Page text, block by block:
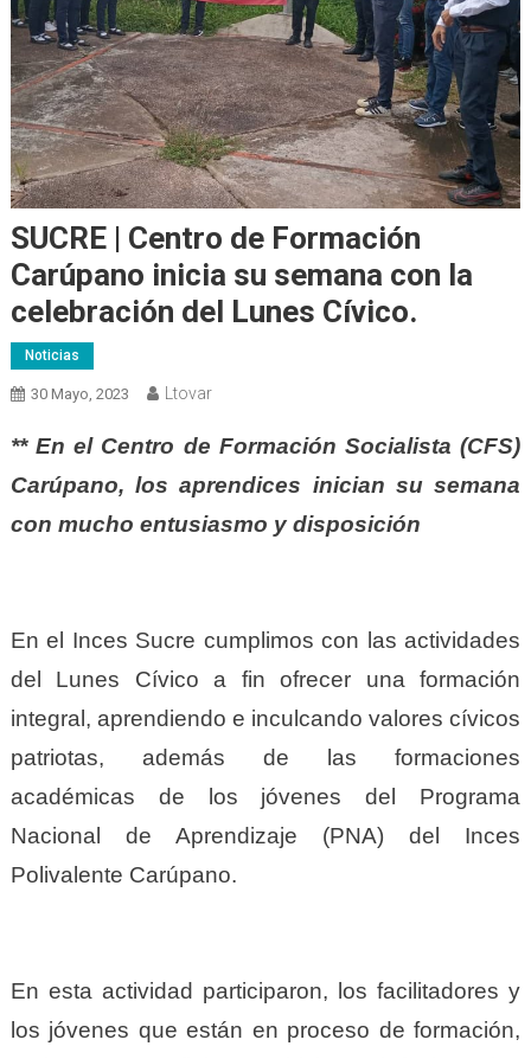
SUCRE | Centro de Formación
Carúpano inicia su semana con la
celebración del Lunes Cívico.
Noticias
30 Mayo, 2023 Ltovar
** En el Centro de Formación Socialista (CFS)
Carúpano, los aprendices inician su semana
con mucho entusiasmo y disposición
En el Inces Sucre cumplimos con las actividades
del Lunes Cívico a fin ofrecer una formación
integral, aprendiendo e inculcando valores cívicos
patriotas, además de las formaciones
académicas de los jóvenes del Programa
Nacional de Aprendizaje (PNA) del Inces
Polivalente Carúpano.
En esta actividad participaron, los facilitadores y
los jóvenes que están en proceso de formación,